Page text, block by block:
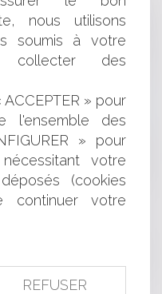
que soit administré un
de pratiquer sur un
économiques : question
négligez pas le titre
!
médecin devra se
procédure d’examen
de paiement du
extrême
: autorisation
professionnel -
nous utilisons
soumis à votre
collecter des
» pour
l'ensemble des
» pour
votre
(cookies
continuer votre
REFUSER